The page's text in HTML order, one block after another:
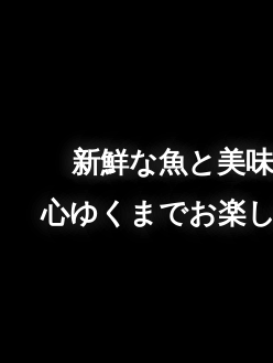
新鮮な魚と美
心ゆくまでお楽